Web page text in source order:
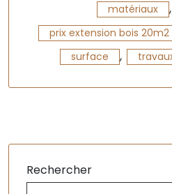
matériaux ,
prix extension bois 20m2
surface ,
Rechercher